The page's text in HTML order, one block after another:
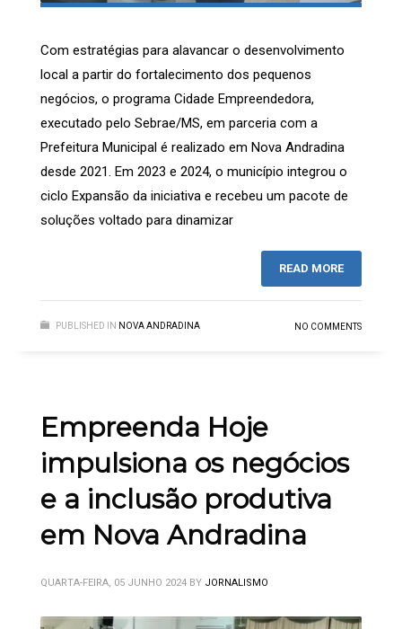
Com estratégias para alavancar o desenvolvimento
local a partir do fortalecimento dos pequenos
negócios, o programa Cidade Empreendedora,
executado pelo Sebrae/MS, em parceria com a
Prefeitura Municipal é realizado em Nova Andradina
desde 2021. Em 2023 e 2024, o município integrou o
ciclo Expansão da iniciativa e recebeu um pacote de
soluções voltado para dinamizar
READ MORE
PUBLISHED IN NOVA ANDRADINA NO COMMENTS
Empreenda Hoje
impulsiona os negócios
e a inclusão produtiva
em Nova Andradina
QUARTA-FEIRA, 05 JUNHO 2024 BY JORNALISMO